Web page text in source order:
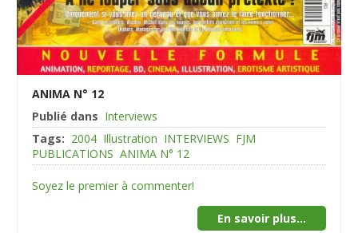
ANIMA N° 12
Publié dans Interviews
Tags: 2004 Illustration INTERVIEWS FJM
PUBLICATIONS ANIMA N° 12
Soyez le premier à commenter!
En savoir plus...